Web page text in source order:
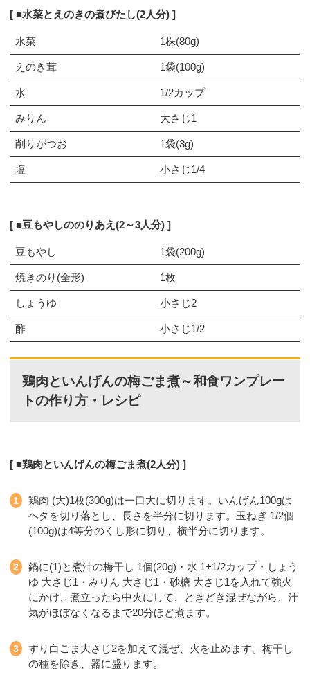
■水菜とえのきの煮びたし(2人分)
水菜 1株(80g)
えのき茸 1袋(100g)
水 1/2カップ
みりん 大さじ1
削りがつお 1袋(3g)
塩 小さじ1/4
■豆もやしののりあえ(2～3人分)
豆もやし 1袋(200g)
焼きのり(全形) 1枚
しょうゆ 小さじ2
酢 小さじ1/2
鶏肉といんげんの梅ごま煮～和食ワンプレー
トの作り方・レシピ
■鶏肉といんげんの梅ごま煮(2人分)
鶏肉 (大)1枚(300g)は一口大に切ります。いんげん100gは
ヘタを切り落とし、長さを半分に切ります。玉ねぎ 1/2個
(100g)は4等分のくし形に切り、横半分に切ります。
鍋に(1)と煮汁の梅干し 1個(20g)・水 1+1/2カップ・しょう
ゆ 大さじ1・みりん 大さじ1・砂糖 大さじ1を入れて強火
にかけ、煮立ったら中火にして、ときどき混ぜながら、汁
気がほぼなくなるまで20分ほど煮ます。
すり白ごま大さじ2を加えて混ぜ、火を止めます。梅干し
の種を除き、器に盛ります。